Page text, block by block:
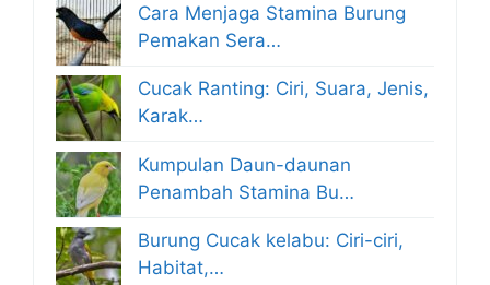
Cara Menjaga Stamina Burung
Pemakan Sera…
Cucak Ranting: Ciri, Suara, Jenis,
Karak…
Kumpulan Daun-daunan
Penambah Stamina Bu…
Burung Cucak kelabu: Ciri-ciri,
Habitat,…